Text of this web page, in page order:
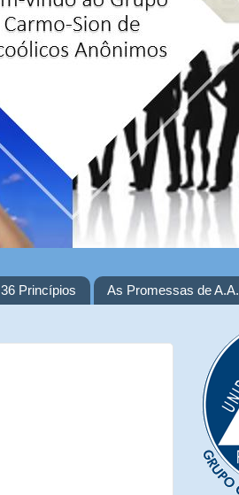
36 Princípios As Promessas de A.A.